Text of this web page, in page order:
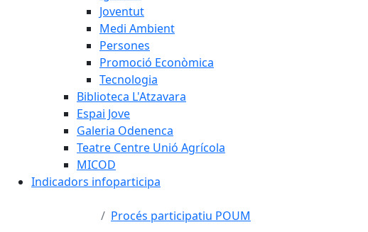
Joventut
Medi Ambient
Persones
Promoció Econòmica
Tecnologia
Biblioteca L'Atzavara
Espai Jove
Galeria Odenenca
Teatre Centre Unió Agrícola
MICOD
Indicadors infoparticipa
Procés participatiu POUM